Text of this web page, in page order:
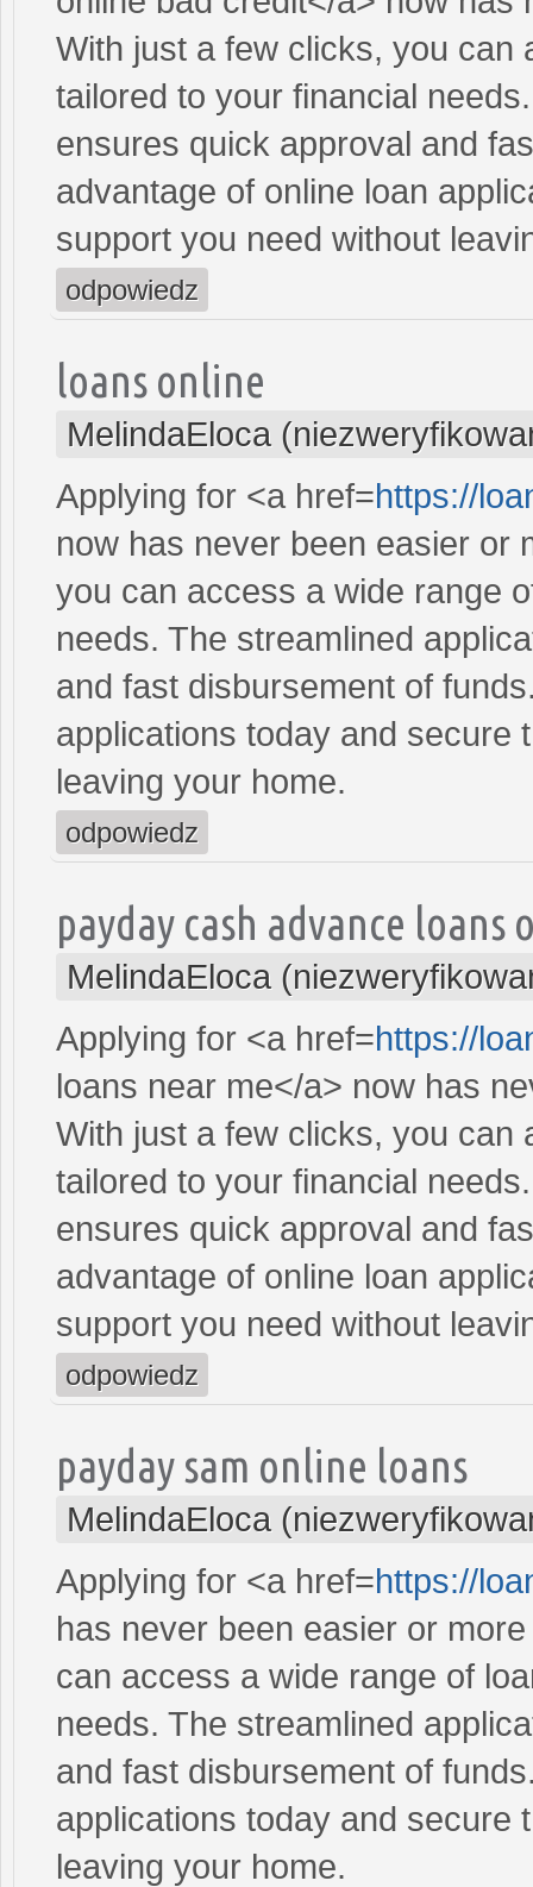
With just a few clicks, you can
tailored to your financial
ensures quick approval and
advantage of online loan
support you need without
odpowiedz
loans online
MelindaEloca
Applying for <a href=https://
now has never been easier or
you can access a wide range
needs. The streamlined
and fast disbursement of
applications today and secure
leaving your home.
odpowiedz
payday cash advance loans
MelindaEloca
Applying for <a href=https://
loans near me</a> now has
With just a few clicks, you can
tailored to your financial
ensures quick approval and
advantage of online loan
support you need without
odpowiedz
payday sam online loans
MelindaEloca
Applying for <a href=https://
has never been easier or
can access a wide range of
needs. The streamlined
and fast disbursement of
applications today and secure
leaving your home.